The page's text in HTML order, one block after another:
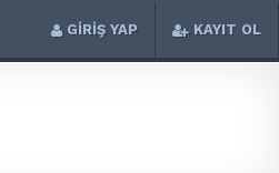
GİRİŞ YAP KAYIT OL